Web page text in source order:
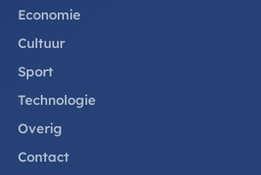
Economie
Cultuur
Sport
Technologie
Overig
Contact